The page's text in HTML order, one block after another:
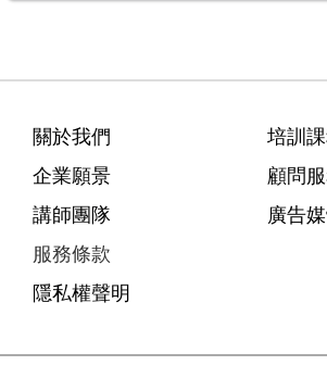
關於我們
企業願景
講師團隊
服務條款
隱私權聲明
培訓
顧問
廣告